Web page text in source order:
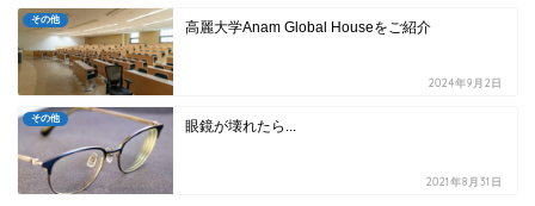
その他 高麗大学Anam Global Houseをご紹介
2024年9月2日
その他 眼鏡が壊れたら...
2021年8月31日